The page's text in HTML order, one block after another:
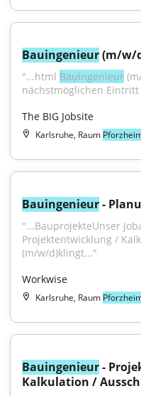
Bauingenieur (m/w/
"...html Bauingenieur
nächstmöglichen Eintritt
The BIG Jobsite
Karlsruhe, Raum
Bauingenieur -
"...BauprojekteUnser
Projektentwicklung /
(m/w/d)klingt..."
Workwise
Karlsruhe, Raum
Bauingenieur -
Kalkulation /